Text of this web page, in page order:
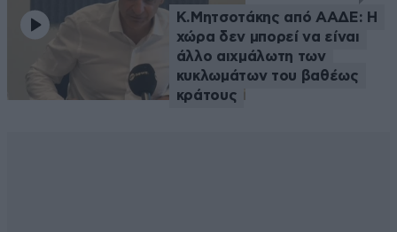
Κ.Μητσοτάκης από ΑΑΔΕ: Η
χώρα δεν μπορεί να είναι
άλλο αιχμάλωτη των
κυκλωμάτων του βαθέως
κράτους